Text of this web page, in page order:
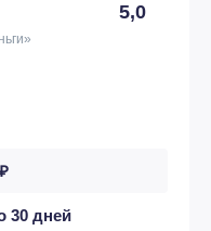
5,0
30 дней